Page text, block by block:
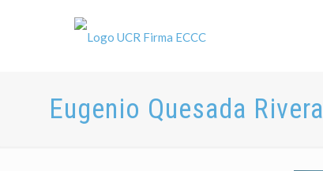
Eugenio Quesada Rivera